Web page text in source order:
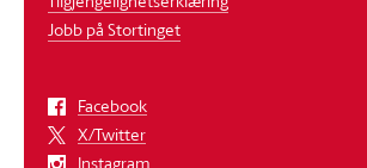
Jobb på Stortinget
Facebook
X/Twitter
Instagram